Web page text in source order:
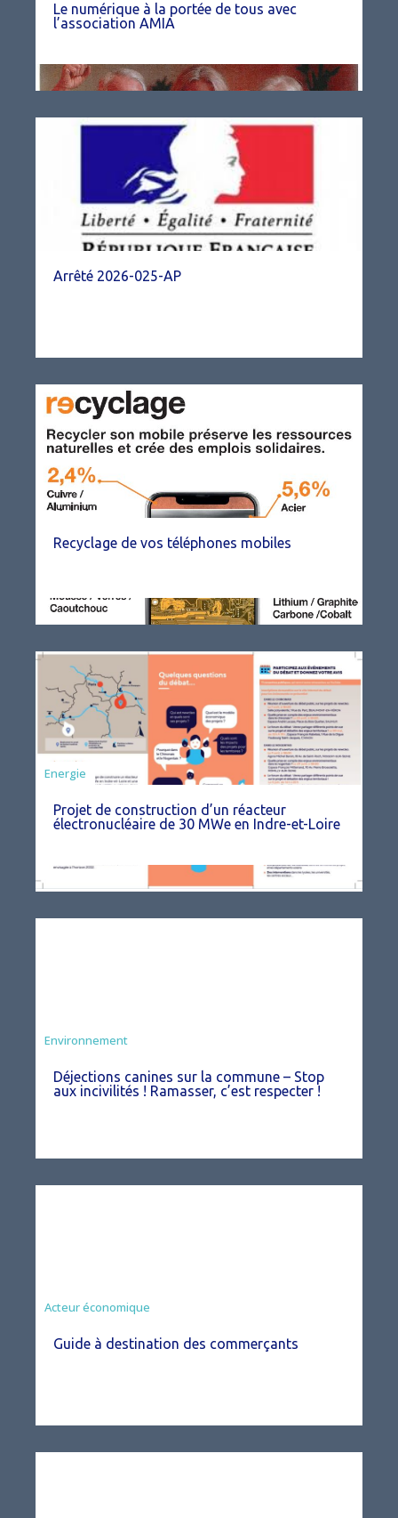
Le numérique à la portée de tous avec
l’association AMIA
Arrêté 2026-025-AP
Recyclage de vos téléphones mobiles
Energie
Projet de construction d’un réacteur
électronucléaire de 30 MWe en Indre-et-Loire
Environnement
Déjections canines sur la commune – Stop
aux incivilités ! Ramasser, c’est respecter !
Acteur économique
Guide à destination des commerçants